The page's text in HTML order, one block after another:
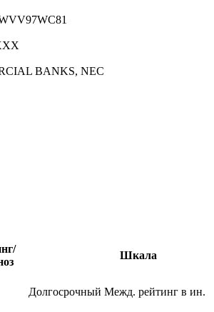
BANKS, NEC
Шкала
Долгосрочный Межд. рейтинг в ин.